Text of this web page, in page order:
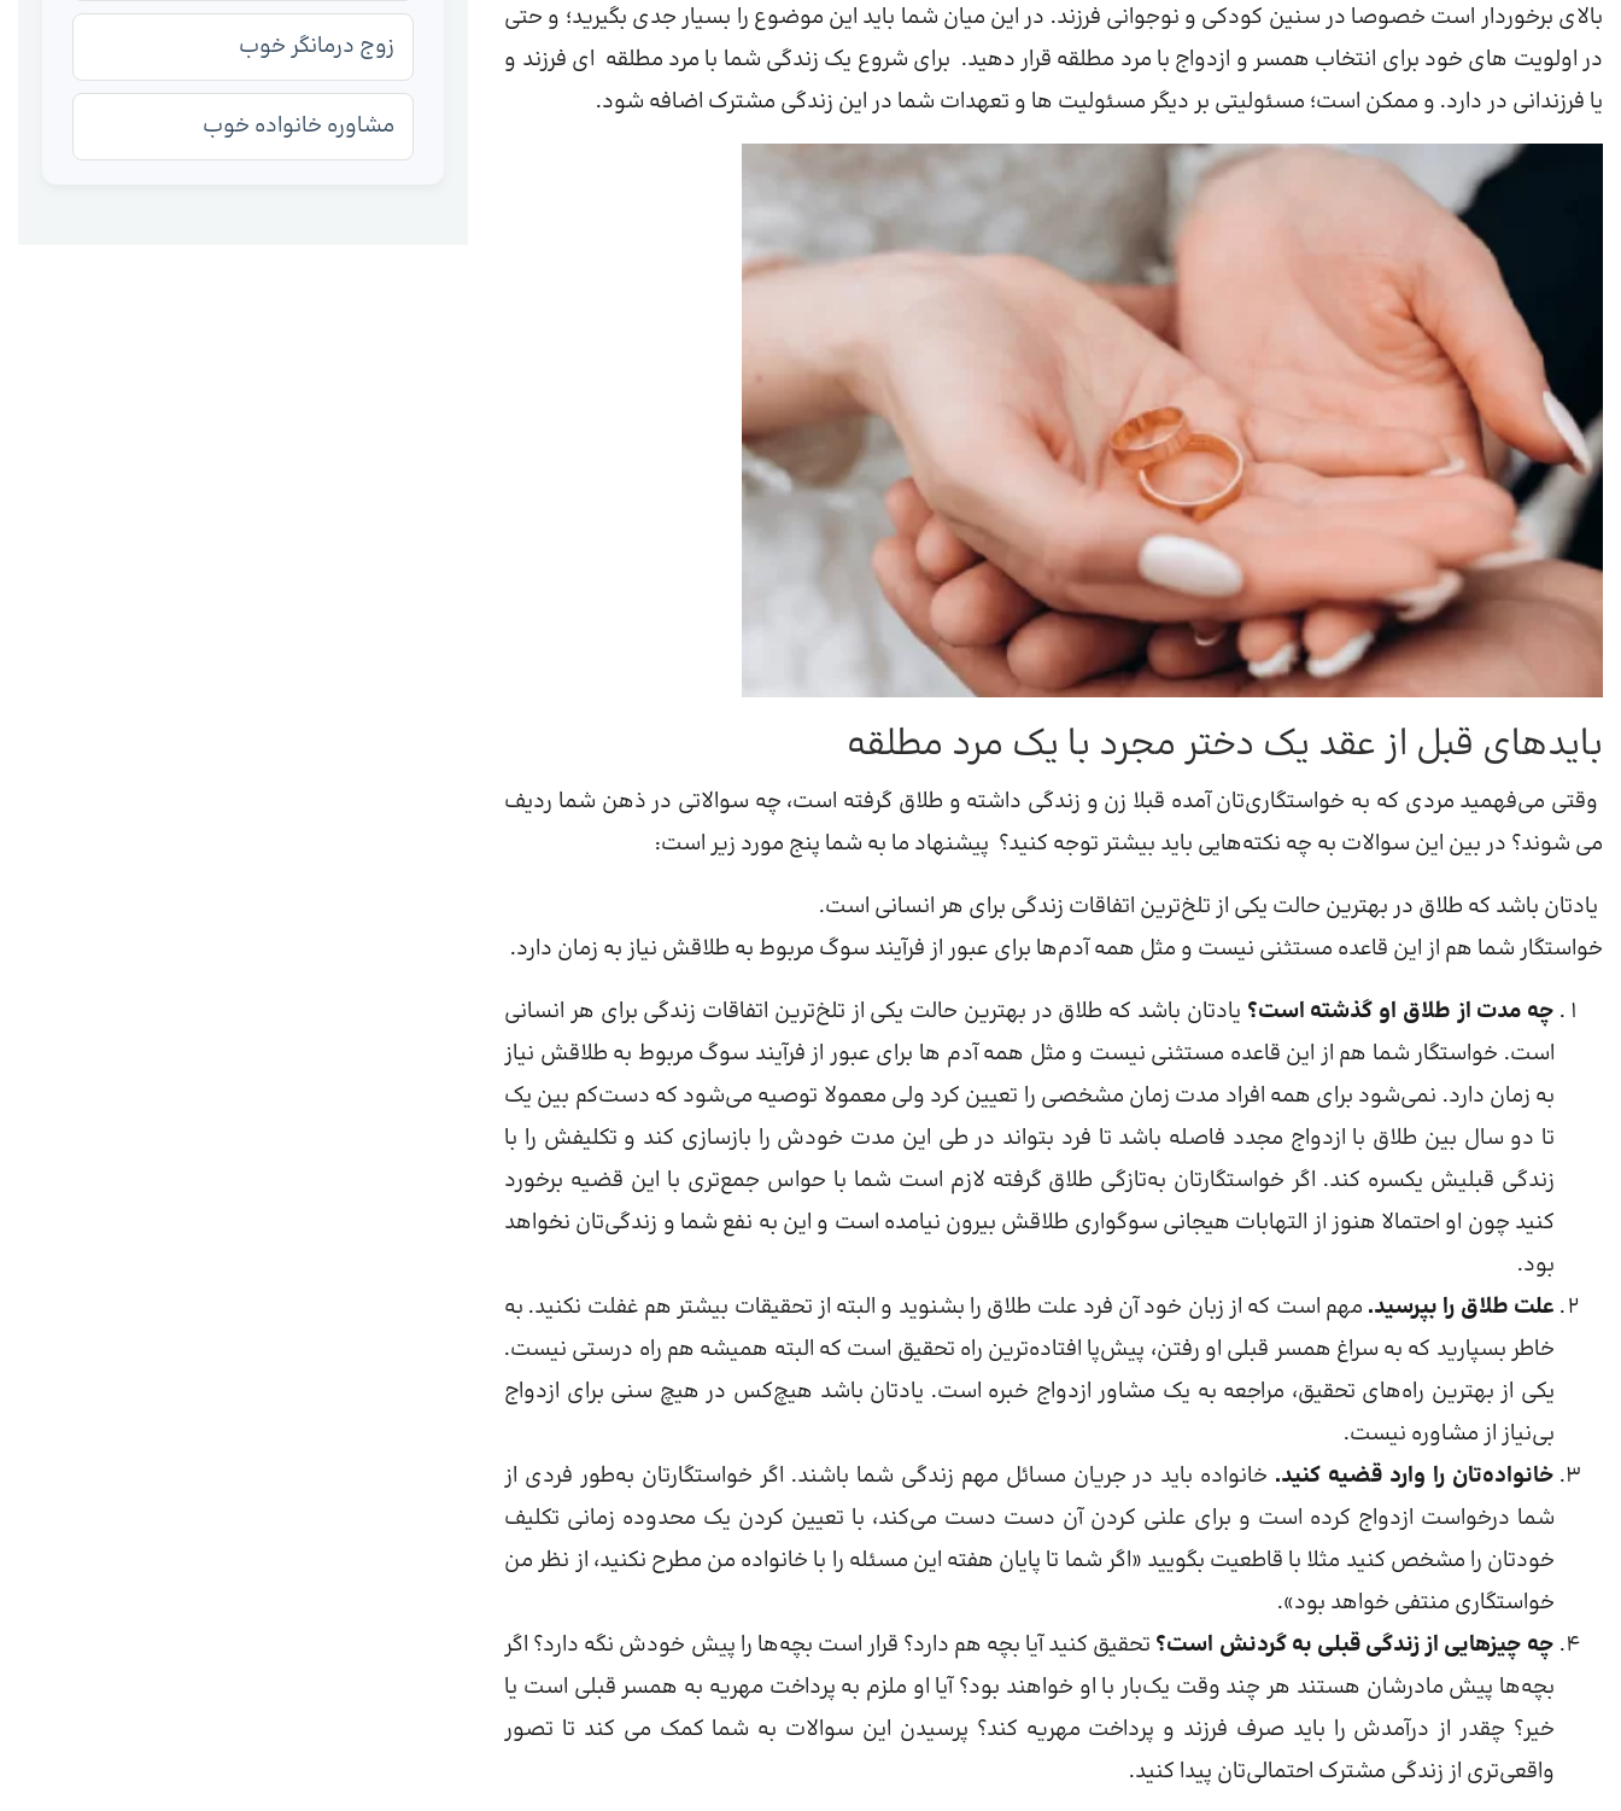
بالای برخوردار است خصوصا در سنین کودکی و نوجوانی فرزند. در این میان شما باید این موضوع را بسیار جدی بگیرید؛ و حتی
در اولویت های خود برای انتخاب همسر و ازدواج با مرد مطلقه قرار دهید. برای شروع یک زندگی شما با مرد مطلقه ای فرزند و
یا فرزندانی در دارد. و ممکن است؛ مسئولیتی بر دیگر مسئولیت ها و تعهدات شما در این زندگی مشترک اضافه شود.
بایدهای قبل از عقد یک دختر مجرد با یک مرد مطلقه
وقتی می‌فهمید مردی که به خواستگاری‌تان آمده قبلا زن و زندگی داشته و طلاق گرفته است، چه سوالاتی در ذهن شما ردیف
می شوند؟ در بین این سوالات به چه نکته‌هایی باید بیشتر توجه کنید؟ پیشنهاد ما به شما پنج مورد زیر است:
یادتان باشد که طلاق در بهترین حالت یکی از تلخ‌ترین اتفاقات زندگی برای هر انسانی است.
خواستگار شما هم از این قاعده مستثنی نیست و مثل همه آدم‌ها برای عبور از فرآیند سوگ مربوط به طلاقش نیاز به زمان دارد​.
چه مدت از طلاق او گذشته است؟ یادتان باشد که طلاق در بهترین حالت یکی از تلخ‌ترین اتفاقات زندگی برای هر انسانی
است. خواستگار شما هم از این قاعده مستثنی نیست و مثل همه آدم ها برای عبور از فرآیند سوگ مربوط به طلاقش نیاز
به زمان دارد. نمی‌شود برای همه افراد مدت زمان مشخصی را تعیین کرد ولی معمولا توصیه می‌شود که دست‌کم بین یک
تا دو سال بین طلاق با ازدواج مجدد فاصله باشد تا فرد بتواند در طی این مدت خودش را بازسازی کند و تکلیفش را با
زندگی قبلیش یکسره کند. اگر خواستگارتان به‌تازگی طلاق گرفته لازم است شما با حواس جمع‌تری با این قضیه برخورد
کنید چون او احتمالا هنوز از التهابات هیجانی سوگواری طلاقش بیرون نیامده است و این به نفع شما و زندگی‌تان نخواهد
بود.
علت طلاق را بپرسید. مهم است که از زبان خود آن فرد علت طلاق را بشنوید و البته از تحقیقات بیشتر هم غفلت نکنید. به
خاطر بسپارید که به سراغ همسر قبلی او رفتن، پیش‌پا افتاده‌ترین راه تحقیق است که البته همیشه هم راه درستی نیست.
یکی از بهترین راه‌های تحقیق، مراجعه به یک مشاور ازدواج خبره است. یادتان باشد هیچ‌کس در هیچ سنی برای ازدواج
بی‌نیاز از مشاوره نیست.
خانواده‌تان را وارد قضیه کنید. خانواده باید در جریان مسائل مهم زندگی شما باشند. اگر خواستگارتان به‌طور فردی از
شما درخواست ازدواج کرده است و برای علنی کردن آن دست دست می‌کند، با تعیین کردن یک محدوده زمانی تکلیف
خودتان را مشخص کنید مثلا با قاطعیت بگویید​ «اگر شما تا پایان هفته این مسئله را با خانواده من مطرح نکنید، از نظر من
خواستگاری منتفی خواهد بود».
چه چیزهایی از زندگی قبلی به گردنش است؟ تحقیق کنید آیا بچه هم دارد؟ قرار است بچه‌ها را پیش خودش نگه دارد؟ اگر
بچه‌ها پیش مادرشان هستند هر چند وقت یک‌بار با او خواهند بود؟ آیا او ملزم به پرداخت مهریه به همسر قبلی است یا
خیر؟ چقدر از درآمدش را باید صرف فرزند و پرداخت مهریه کند؟ پرسیدن این سوالات به شما کمک می کند تا تصور
واقعی‌تری از زندگی مشترک احتمالی‌تان پیدا کنید.
زوج درمانگر خوب
مشاوره خانواده خوب